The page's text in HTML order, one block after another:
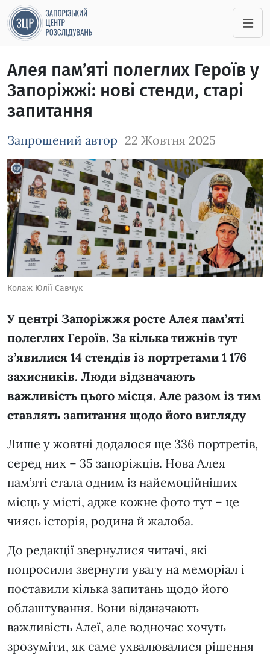
Алея пам’яті полеглих Героїв у
Запоріжжі: нові стенди, старі
запитання
Запрошений автор 22 Жовтня 2025
Зображення завантажується
Колаж Юлії Савчук
У центрі Запоріжжя росте Алея пам’яті
полеглих Героїв. За кілька тижнів тут
з’явилися 14 стендів із портретами 1 176
захисників. Люди відзначають
важливість цього місця. Але разом із тим
ставлять запитання щодо його вигляду
Лише у жовтні додалося ще 336 портретів,
серед них – 35 запоріжців. Нова Алея
пам’яті стала одним із найемоційніших
місць у місті, адже кожне фото тут – це
чиясь історія, родина й жалоба.
До редакції звернулися читачі, які
попросили звернути увагу на меморіал і
поставили кілька запитань щодо його
облаштування. Вони відзначають
важливість Алеї, але водночас хочуть
зрозуміти, як саме ухвалювалися рішення